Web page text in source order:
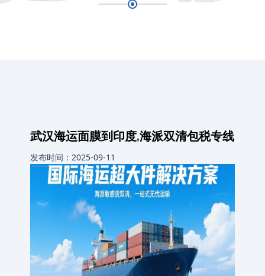
武汉海运面膜到印度,海派双清包税专线
发布时间：2025-09-11